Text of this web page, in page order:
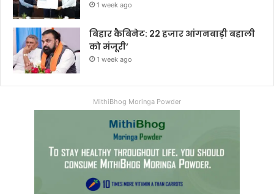
1 week ago
बिहार कैबिनेट: 22 हजार आंगनबाड़ी बहाली
को मंजूरी’
1 week ago
MithiBhog Moringa Powder